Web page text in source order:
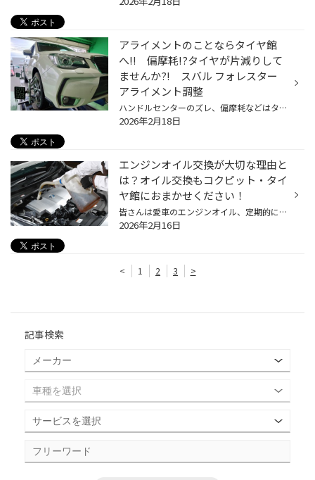
アライメントのことならタイヤ館
へ!! 偏摩耗!?タイヤが片減りして
ませんか?! スバル フォレスター
アライメント調整
ハンドルセンターのズレ、偏摩耗などはタイヤ館のアライメント調整で解決できるかもしれません!!! 皆さまこんにちは。 いつもタイヤ館松山のHPをご覧頂きありがとうございます！ 車がまっすぐ走らない、タイヤが偏って減っている、ハンドルセンターがズレているなど そんなお困りごとはありませんか...
2026年2月18日
エンジンオイル交換が大切な理由と
は？オイル交換もコクピット・タイ
ヤ館におまかせください！
皆さんは愛車のエンジンオイル、定期的に交換していますか? 大切な愛車のコンディションを保つだけではなく、楽しく安全にドライブするためには 定期的なエンジンオイル交換はとても大切です。 【エンジンオイル交換しないとどうなるの？】 エンジンオイルは、エンジン内部の部品がスムーズに動くよ...
2026年2月16日
< 1 2 3 >
記事検索